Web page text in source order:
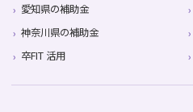
愛知県の補助金
神奈川県の補助金
卒FIT 活用